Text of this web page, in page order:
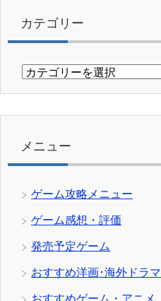
カテゴリー
カ
リ
メニュー
ゲーム攻略メニュー
ゲーム感想・評価
発売予定ゲーム
おすすめ洋画･海外ドラマ
おすすめゲーム・アニメ